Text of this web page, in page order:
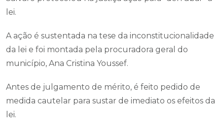
lei.
A ação é sustentada na tese da inconstitucionalidade
da lei e foi montada pela procuradora geral do
município, Ana Cristina Youssef.
Antes de julgamento de mérito, é feito pedido de
medida cautelar para sustar de imediato os efeitos da
lei.